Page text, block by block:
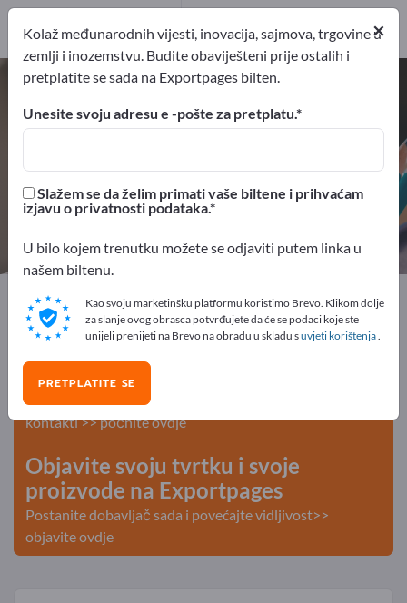
Samoljepljive folije – pronađite
proizvođače i dobavljače
Distributeri
Exportpages Uredski pribor Samoljepljive folije
Exportpages!
Potražnja – Ponude – Polovni proizvodi – Poslovni
kontakti >> počnite ovdje
Objavite svoju tvrtku i svoje
proizvode na Exportpages
Postanite dobavljač sada i povećajte vidljivost>>
objavite ovdje
×
Kolaž međunarodnih vijesti, inovacija, sajmova, trgovine u
zemlji i inozemstvu. Budite obaviješteni prije ostalih i
pretplatite se sada na Exportpages bilten.
Unesite svoju adresu e -pošte za pretplatu.
Slažem se da želim primati vaše biltene i prihvaćam
izjavu o privatnosti podataka.
U bilo kojem trenutku možete se odjaviti putem linka u
našem biltenu.
Kao svoju marketinšku platformu koristimo Brevo. Klikom dolje
za slanje ovog obrasca potvrđujete da će se podaci koje ste
unijeli prenijeti na Brevo na obradu u skladu suvjeti korištenja.
PRETPLATITE SE